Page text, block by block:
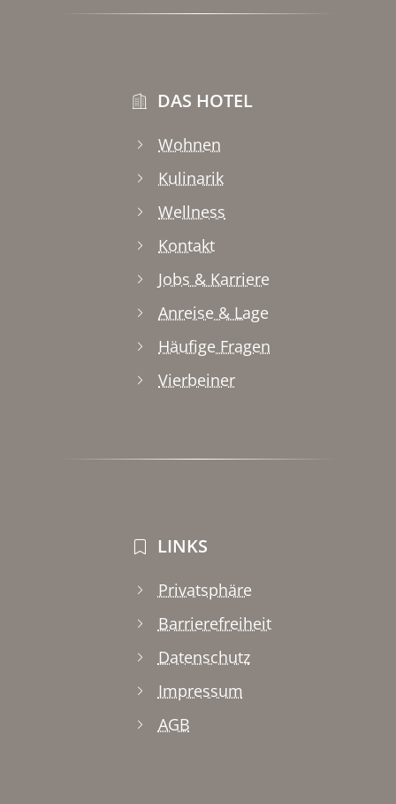
DAS HOTEL
Wohnen
Kulinarik
Wellness
Kontakt
Jobs & Karriere
Anreise & Lage
Häufige Fragen
Vierbeiner
LINKS
Privatsphäre
Barrierefreiheit
Datenschutz
Impressum
AGB